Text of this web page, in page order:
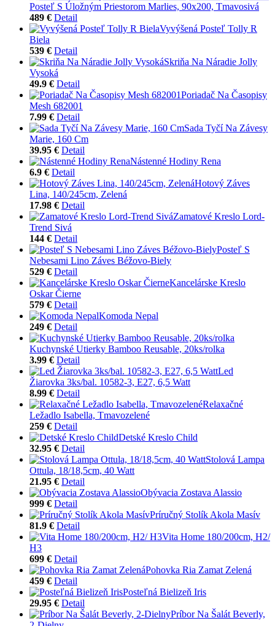
Posteľ S Úložným Priestorom Marlies, 90x200, Tmavosivá
489 € Detail
Vyvýšená Posteľ Tolly R
Biela
539 € Detail
Skriňa Na Náradie Jolly
Vysoká
49.9 € Detail
Poriadač Na Časopisy
Mesh 682001
7.99 € Detail
Sada Tyčí Na Závesy
Marie, 160 Cm
39.95 € Detail
Nástenné Hodiny Rena
6.9 € Detail
Hotový Záves
Lina, 140/245cm, Zelená
17.98 € Detail
Zamatové Kreslo Lord-
Trend Sivá
144 € Detail
Posteľ S
Nebesami Lino Záves Béžovo-Biely
529 € Detail
Kancelárske Kreslo
Oskar Čierne
579 € Detail
Komoda Nepal
249 € Detail
Kuchynské Utierky Bamboo Reusable, 20ks/rolka
3.99 € Detail
Led
Žiarovka 3ks/bal. 10582-3, E27, 6,5 Watt
8.99 € Detail
Relaxačné
Ležadlo Isabella, Tmavozelené
259 € Detail
Detské Kreslo Child
32.95 € Detail
Stolová Lampa
Ottula, 18/18,5cm, 40 Watt
21.95 € Detail
Obývacia Zostava Alassio
999 € Detail
Príručný Stolík Akola Masív
81.9 € Detail
Vita Home 180/200cm, H2/
H3
699 € Detail
Pohovka Ria Zamat Zelená
459 € Detail
Posteľná Bielizeň Iris
29.95 € Detail
Príbor Na Šalát Beverly,